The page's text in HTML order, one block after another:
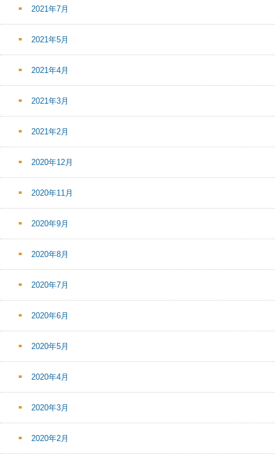
2021年7月
2021年5月
2021年4月
2021年3月
2021年2月
2020年12月
2020年11月
2020年9月
2020年8月
2020年7月
2020年6月
2020年5月
2020年4月
2020年3月
2020年2月